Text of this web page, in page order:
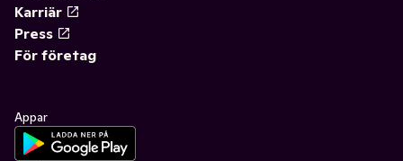
Karriär
Press
För företag
Appar